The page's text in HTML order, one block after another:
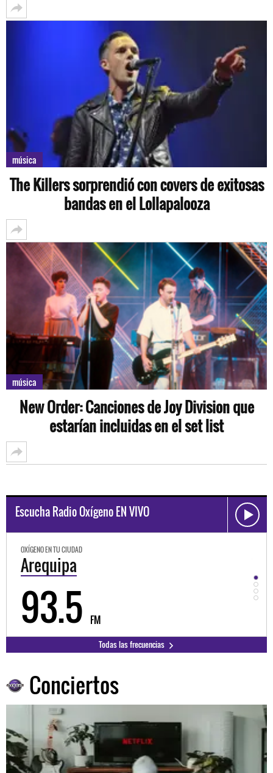
música
The Killers sorprendió con covers de exitosas
bandas en el Lollapalooza
música
New Order: Canciones de Joy Division que
estarían incluidas en el set list
Escucha Radio Oxígeno EN VIVO
OXÍGENO EN TU CIUDAD
Trujillo
98.3
Todas las frecuencias
Conciertos